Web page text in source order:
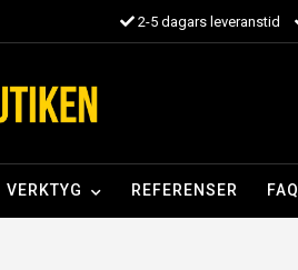
2-5 dagars leveranstid
VERKTYG REFERENSER FAQ